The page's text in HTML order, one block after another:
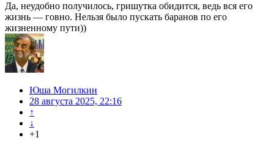
Да, неудобно получилось, гришутка обидится, ведь вся его
жизнь — говно. Нельзя было пускать баранов по его
жизненному пути))
Юша Могилкин
28 августа 2025, 22:16
↑
↓
+1